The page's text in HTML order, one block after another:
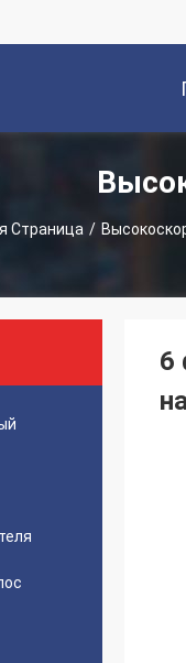
Страница /
6